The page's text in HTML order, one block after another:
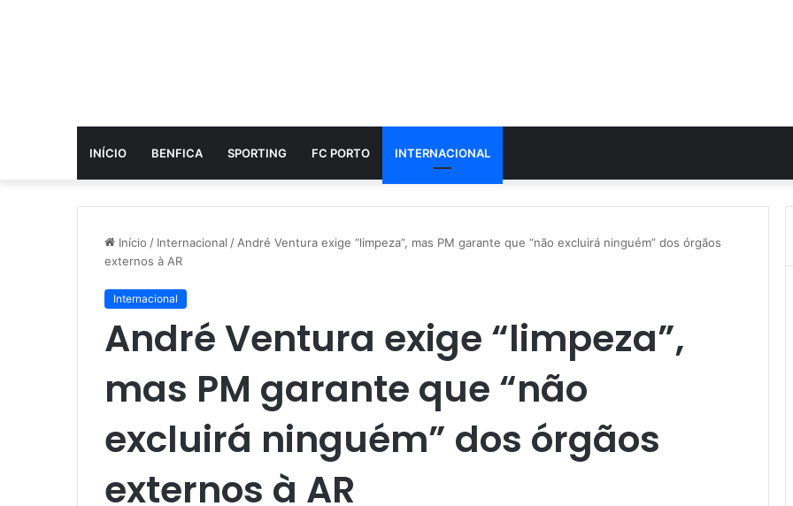
INÍCIO BENFICA SPORTING FC PORTO INTERNACIONAL
Início / Internacional / André Ventura exige “limpeza”, mas PM garante que “não excluirá ninguém” dos órgãos
externos à AR
Internacional
André Ventura exige “limpeza”,
mas PM garante que “não
excluirá ninguém” dos órgãos
externos à AR